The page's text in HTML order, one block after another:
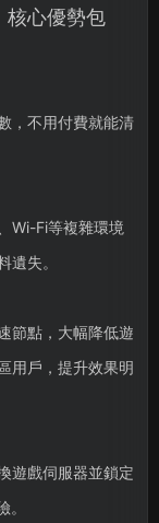
核心優勢包
，不用付費就能清
Wi-Fi等複雜環境
遺失。
節點，大幅降低遊
用戶，提升效果明
遊戲伺服器並鎖定